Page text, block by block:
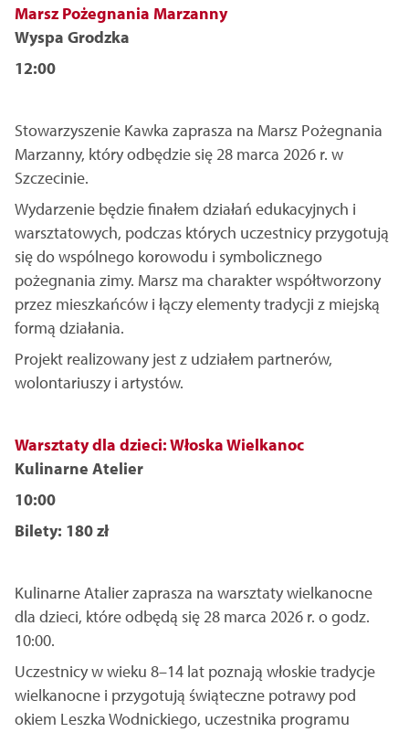
Marsz Pożegnania Marzanny
Wyspa Grodzka
12:00
Stowarzyszenie Kawka zaprasza na Marsz Pożegnania
Marzanny, który odbędzie się 28 marca 2026 r. w
Szczecinie.
Wydarzenie będzie finałem działań edukacyjnych i
warsztatowych, podczas których uczestnicy przygotują
się do wspólnego korowodu i symbolicznego
pożegnania zimy. Marsz ma charakter współtworzony
przez mieszkańców i łączy elementy tradycji z miejską
formą działania.
Projekt realizowany jest z udziałem partnerów,
wolontariuszy i artystów.
Warsztaty dla dzieci: Włoska Wielkanoc
Kulinarne Atelier
10:00
Bilety: 180 zł
Kulinarne Atalier zaprasza na warsztaty wielkanocne
dla dzieci, które odbędą się 28 marca 2026 r. o godz.
10:00.
Uczestnicy w wieku 8–14 lat poznają włoskie tradycje
wielkanocne i przygotują świąteczne potrawy pod
okiem Leszka Wodnickiego, uczestnika programu